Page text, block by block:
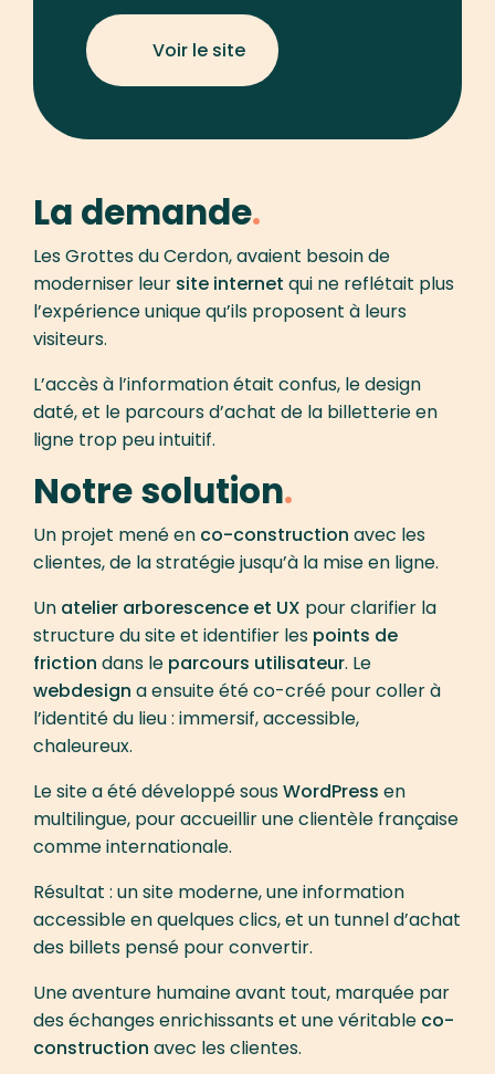
Voir le site
La demande
Les Grottes du Cerdon, avaient besoin de
moderniser leur site internet qui ne reflétait plus
l’expérience unique qu’ils proposent à leurs
visiteurs.
L’accès à l’information était confus, le design
daté, et le parcours d’achat de la billetterie en
ligne trop peu intuitif.
Notre solution
Un projet mené en co-construction avec les
clientes, de la stratégie jusqu’à la mise en ligne.
Un atelier arborescence et UX pour clarifier la
structure du site et identifier les points de
friction dans le parcours utilisateur. Le
webdesign a ensuite été co-créé pour coller à
l’identité du lieu : immersif, accessible,
chaleureux.
Le site a été développé sousWordPress en
multilingue, pour accueillir une clientèle française
comme internationale.
Résultat : un site moderne, une information
accessible en quelques clics, et un tunnel d’achat
des billets pensé pour convertir.
Une aventure humaine avant tout, marquée par
des échanges enrichissants et une véritable co-
construction avec les clientes.